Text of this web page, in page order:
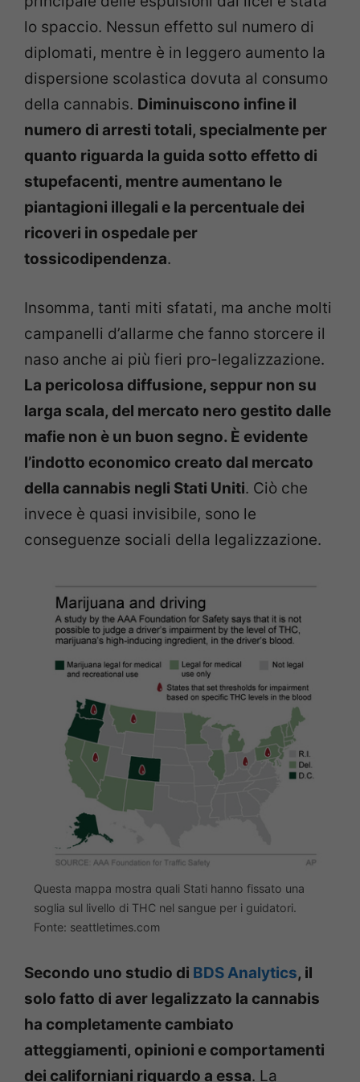
lo spaccio. Nessun effetto sul numero di
diplomati, mentre è in leggero aumento la
dispersione scolastica dovuta al consumo
della cannabis. Diminuiscono infine il
numero di arresti totali, specialmente per
quanto riguarda la guida sotto effetto di
stupefacenti, mentre aumentano le
piantagioni illegali e la percentuale dei
ricoveri in ospedale per
tossicodipendenza.
Insomma, tanti miti sfatati, ma anche molti
campanelli d’allarme che fanno storcere il
naso anche ai più fieri pro-legalizzazione.
La pericolosa diffusione, seppur non su
larga scala, del mercato nero gestito dalle
mafie non è un buon segno. È evidente
l’indotto economico creato dal mercato
della cannabis negli Stati Uniti. Ciò che
invece è quasi invisibile, sono le
conseguenze sociali della legalizzazione.
Questa mappa mostra quali Stati hanno fissato una
soglia sul livello di THC nel sangue per i guidatori.
Fonte: seattletimes.com
Secondo uno studio di BDS Analytics, il
solo fatto di aver legalizzato la cannabis
ha completamente cambiato
atteggiamenti, opinioni e comportamenti
dei californiani riguardo a essa. La